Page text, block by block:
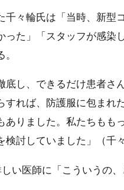
千々輪氏は「当時、新型
った」「スタッフが感染
底し、できるだけ患者
すれば、防護服に包まれ
ありました。私たちもも
討していました」（千々
い医師に「こういうの